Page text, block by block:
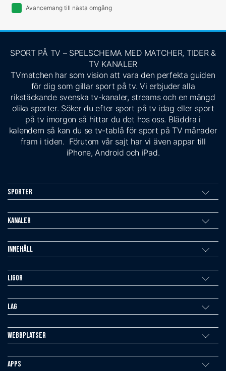
Avancemang till nästa omgång
SPORT PÅ TV – SPELSCHEMA MED MATCHER, TIDER &
TV KANALER
TVmatchen har som vision att vara den perfekta guiden
för dig som gillar sport på tv. Vi erbjuder alla
rikstäckande svenska tv-kanaler, streams och en mängd
olika sporter. Söker du efter sport på tv idag eller sport
på tv imorgon så hittar du det hos oss. Bläddra i
kalendern så kan du se tv-tablå för sport på TV månader
fram i tiden. Förutom vår sajt har vi även appar till
iPhone, Android och iPad.
Sporter
Kanaler
Innehåll
Ligor
Lag
Webbplatser
Apps